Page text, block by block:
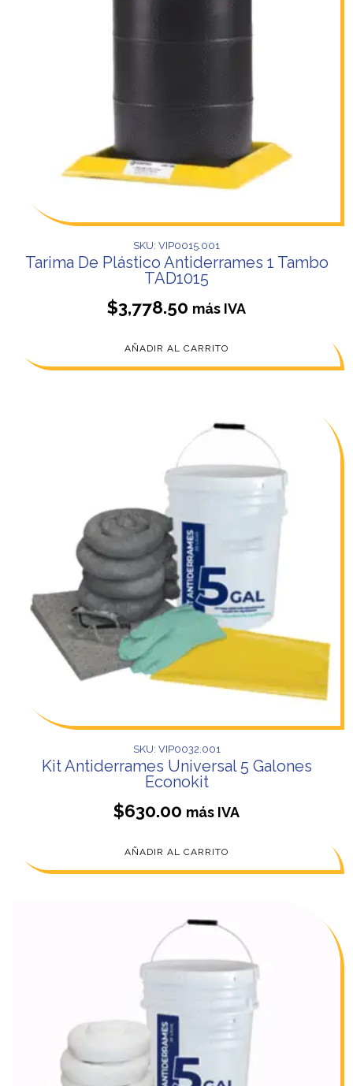
SKU: VIP0015.001
Tarima De Plástico Antiderrames 1 Tambo
TAD1015
$3,778.50 más IVA
AÑADIR AL CARRITO
SKU: VIP0032.001
Kit Antiderrames Universal 5 Galones
Econokit
$630.00 más IVA
AÑADIR AL CARRITO